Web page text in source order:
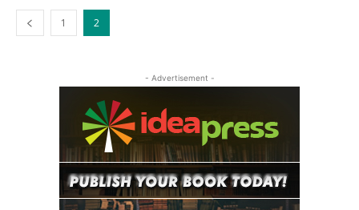
1 2
- Advertisement -